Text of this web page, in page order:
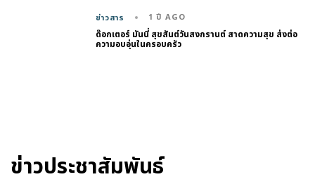
ข่าวสาร 1 ปี AGO
ด๊อกเตอร์ มันนี่ สุขสันต์วันสงกรานต์ สาดความสุข ส่งต่อ
ความอบอุ่นในครอบครัว
ข่าวประชาสัมพันธ์